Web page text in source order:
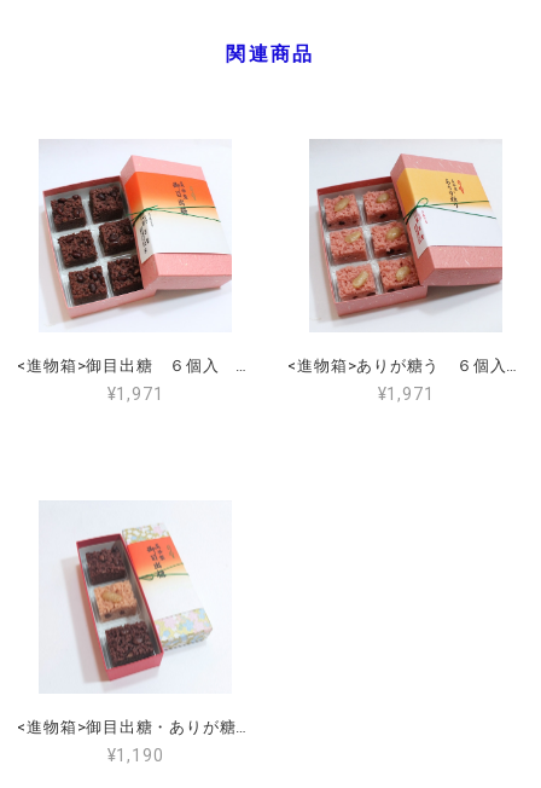
関連商品
<進物箱>御目出糖 ６個入 手提げ付き
¥1,971
<進物箱>ありが糖う ６個入 手提げ付き
¥1,971
<進物箱>御目出糖・ありが糖う ３個入（御目出糖２個・ありが糖う１個） 手提げ付き
¥1,190